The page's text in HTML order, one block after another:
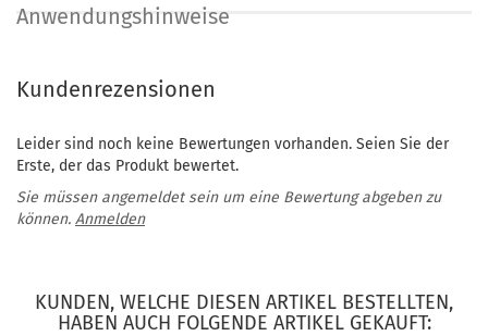
Anwendungshinweise
Kundenrezensionen
Leider sind noch keine Bewertungen vorhanden. Seien Sie der
Erste, der das Produkt bewertet.
Sie müssen angemeldet sein um eine Bewertung abgeben zu
können. Anmelden
KUNDEN, WELCHE DIESEN ARTIKEL BESTELLTEN,
HABEN AUCH FOLGENDE ARTIKEL GEKAUFT: